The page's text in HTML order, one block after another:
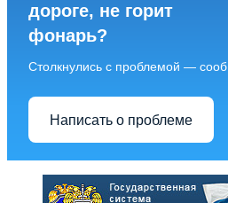
дороге, не горит
фонарь?
Столкнулись с проблемой —
Написать о проблеме